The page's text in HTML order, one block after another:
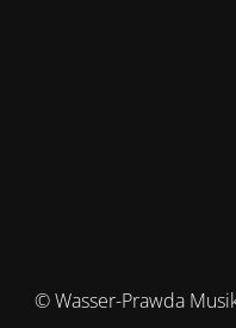
© Wasser-Prawda